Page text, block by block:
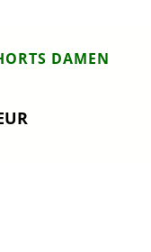
DAMEN